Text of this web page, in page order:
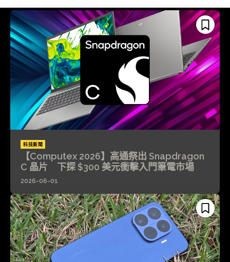
科技新聞
【Computex 2026】高通祭出 Snapdragon
C 晶片 下探 $300 美元衝擊入門筆電市場
2026-06-01